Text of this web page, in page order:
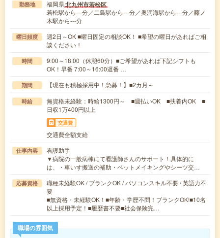
勤務地 福岡県北九州市若松区
若松駅から---分／二島駅から---分／奥洞海駅から---分／藤ノ
木駅から---分
曜日頻度
週2日～OK ■曜日固定の相談OK！ ■希望の曜日があればご相
談ください！
時間
9:00～18:00（休憩60分）■ご希望があれば下記シフトも
OK！早番 7:00～16:00遅番 …
期間 【現在も積極採用中！急募！】■2カ月～
時給
無資格未経験：時給1300円～ ■週払いOK ■扶養内OK ■
日収1万400円以上
交通費
交通費全額支給
仕事内容
看護助手
▼病院の一般病棟にて看護師さんのサポート！具体的に
は、・車いす搬送の補助・ベットメイキングやシーツ交…
応募資格
職種未経験OK / ブランクOK / パソコンスキル不要 / 英語力不
要
■無資格・未経験OK！■年齢・学歴不問！ブランクOK!■10名
以上採用予定！■履歴書不要■社会保険完…
職場の雰囲気